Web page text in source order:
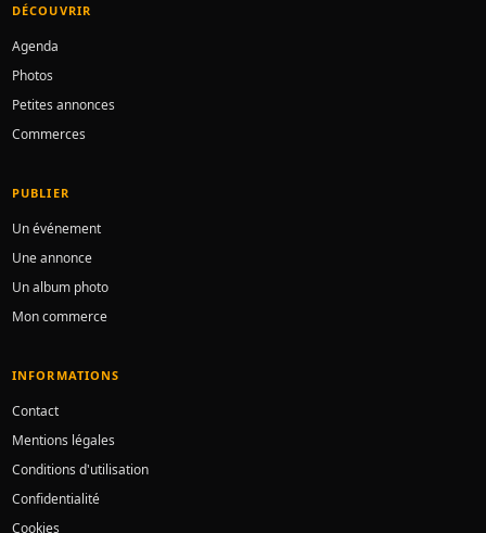
DÉCOUVRIR
Agenda
Photos
Petites annonces
Commerces
PUBLIER
Un événement
Une annonce
Un album photo
Mon commerce
INFORMATIONS
Contact
Mentions légales
Conditions d'utilisation
Confidentialité
Cookies